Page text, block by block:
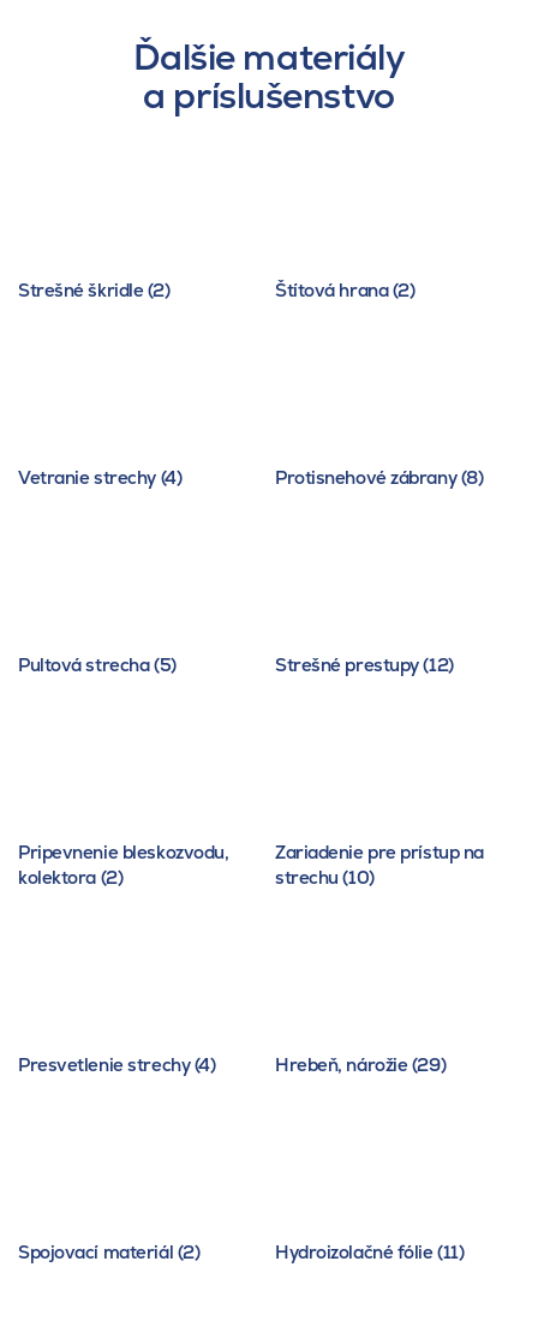
Ďalšie materiály
a príslušenstvo
Strešné škridle (2) Štítová hrana (2)
Vetranie strechy (4) Protisnehové zábrany (8)
Pultová strecha (5) Strešné prestupy (12)
Pripevnenie bleskozvodu,
kolektora (2)
Zariadenie pre prístup na
strechu (10)
Presvetlenie strechy (4) Hrebeň, nárožie (29)
Spojovací materiál (2) Hydroizolačné fólie (11)